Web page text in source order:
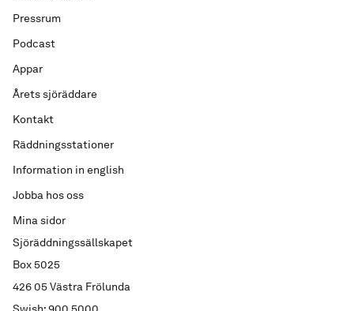
Sjöräddningssällskapet
Box 5025
426 05 Västra Frölunda
Pressrum
Podcast
Appar
Årets sjöräddare
Kontakt
Räddningsstationer
Information in english
Jobba hos oss
Mina sidor